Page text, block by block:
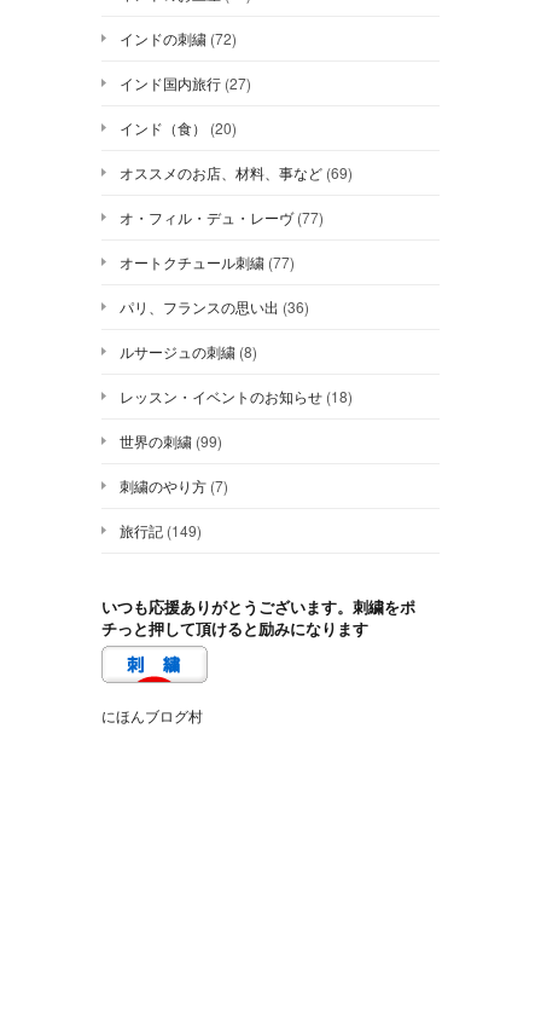
インドの刺繍 (72)
インド国内旅行 (27)
インド（食） (20)
オススメのお店、材料、事など (69)
オ・フィル・デュ・レーヴ(77)
オートクチュール刺繍 (77)
パリ、フランスの思い出 (36)
ルサージュの刺繍 (8)
レッスン・イベントのお知らせ (18)
世界の刺繍 (99)
刺繍のやり方 (7)
旅行記 (149)
いつも応援ありがとうございます。刺繍をポ
チっと押して頂けると励みになります
にほんブログ村